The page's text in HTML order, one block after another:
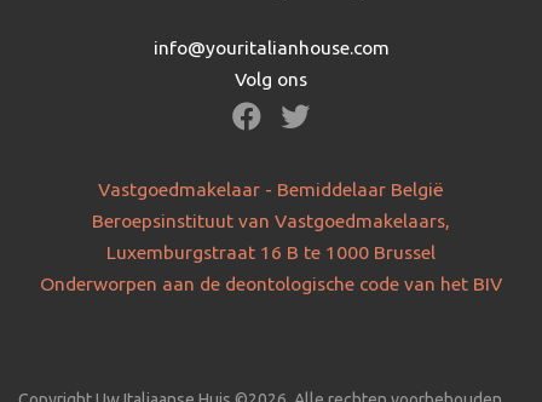
info@youritalianhouse.com
Volg ons
Vastgoedmakelaar - Bemiddelaar België
Beroepsinstituut van Vastgoedmakelaars,
Luxemburgstraat 16 B te 1000 Brussel
Onderworpen aan de deontologische code van het BIV